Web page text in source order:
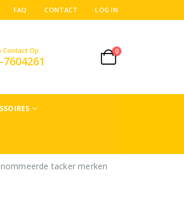
FAQ CONTACT LOG IN
Contact Op
7604261
0
tacker merken